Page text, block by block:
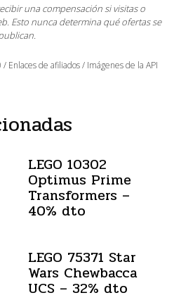
una compensación si visitas o
Esto nunca determina qué ofertas se
de afiliados / Imágenes de la API
LEGO 10302
Optimus Prime
Transformers –
40% dto
LEGO 75371 Star
Wars Chewbacca
UCS – 32% dto